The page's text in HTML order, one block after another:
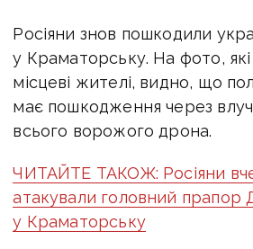
Росіяни знов пошкодили
у Краматорську. На фото,
місцеві жителі, видно, що
має пошкодження через
всього ворожого дрона.
ЧИТАЙТЕ ТАКОЖ: Росіяни
атакували головний прапор
у Краматорську